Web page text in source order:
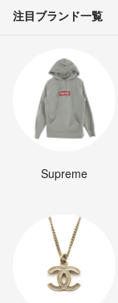
注目ブランド一覧
Supreme